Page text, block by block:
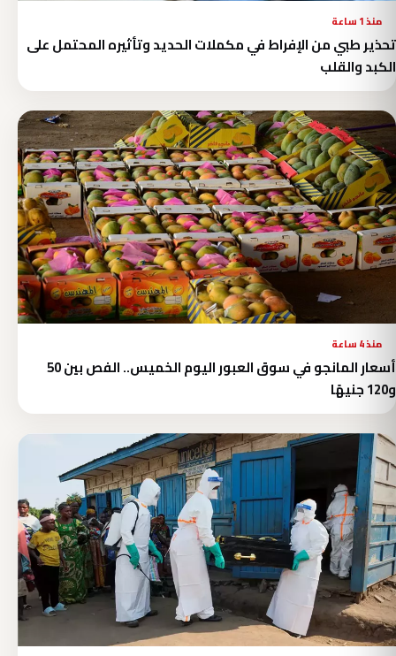
منذ 1 ساعة
تحذير طبي من الإفراط في مكملات الحديد وتأثيره المحتمل على
الكبد والقلب
منذ 4 ساعة
أسعار المانجو في سوق العبور اليوم الخميس.. الفص بين 50
و120 جنيهًا